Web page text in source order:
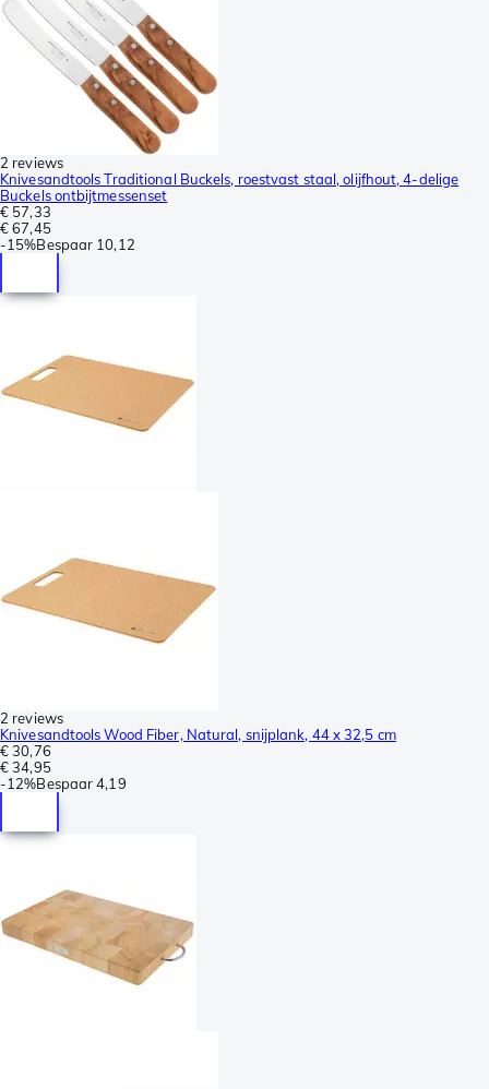
2 reviews
Knivesandtools Traditional Buckels, roestvast staal, olijfhout, 4-delige
Buckels ontbijtmessenset
€ 57,33
€ 67,45
-15%Bespaar 10,12
2 reviews
Knivesandtools Wood Fiber, Natural, snijplank, 44 x 32,5 cm
€ 30,76
€ 34,95
-12%Bespaar 4,19